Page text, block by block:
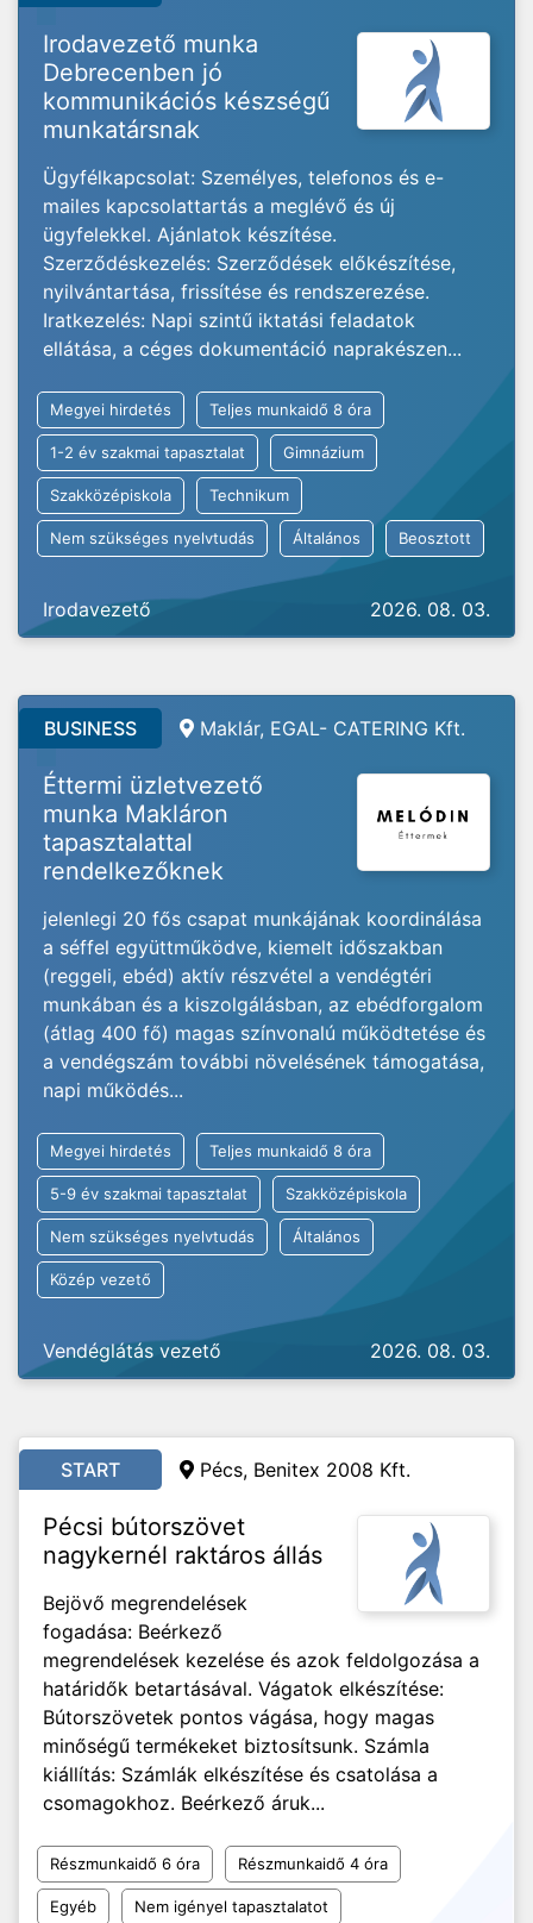
Irodavezető munka
Debrecenben jó
kommunikációs készségű
munkatársnak
Ügyfélkapcsolat: Személyes, telefonos és e-
mailes kapcsolattartás a meglévő és új
ügyfelekkel. Ajánlatok készítése.
Szerződéskezelés: Szerződések előkészítése,
nyilvántartása, frissítése és rendszerezése.
Iratkezelés: Napi szintű iktatási feladatok
ellátása, a céges dokumentáció naprakészen...
Megyei hirdetés Teljes munkaidő 8 óra
1-2 év szakmai tapasztalat Gimnázium
Szakközépiskola Technikum
Nem szükséges nyelvtudás Általános Beosztott
Irodavezető 2026. 08. 03.
BUSINESS Maklár, EGAL- CATERING Kft.
Éttermi üzletvezető
munka Makláron
tapasztalattal
rendelkezőknek
jelenlegi 20 fős csapat munkájának koordinálása
a séffel együttműködve, kiemelt időszakban
(reggeli, ebéd) aktív részvétel a vendégtéri
munkában és a kiszolgálásban, az ebédforgalom
(átlag 400 fő) magas színvonalú működtetése és
a vendégszám további növelésének támogatása,
napi működés...
Megyei hirdetés Teljes munkaidő 8 óra
5-9 év szakmai tapasztalat Szakközépiskola
Nem szükséges nyelvtudás Általános
Közép vezető
Vendéglátás vezető 2026. 08. 03.
START Pécs, Benitex 2008 Kft.
Pécsi bútorszövet
nagykernél raktáros állás
Bejövő megrendelések
fogadása: Beérkező
megrendelések kezelése és azok feldolgozása a
határidők betartásával. Vágatok elkészítése:
Bútorszövetek pontos vágása, hogy magas
minőségű termékeket biztosítsunk. Számla
kiállítás: Számlák elkészítése és csatolása a
csomagokhoz. Beérkező áruk...
Részmunkaidő 6 óra Részmunkaidő 4 óra
Egyéb Nem igényel tapasztalatot